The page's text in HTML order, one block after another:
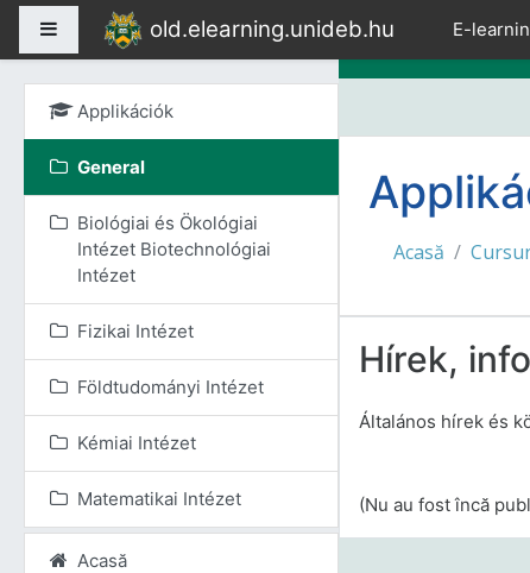
Panou lateralold.elearning.unideb.hu E-
Acasă
Hírek,
Általános hírek és
(Nu au fost încă
Applikációk
General
Biológiai és Ökológiai
Intézet Biotechnológiai
Intézet
Fizikai Intézet
Földtudományi Intézet
Kémiai Intézet
Matematikai Intézet
Acasă